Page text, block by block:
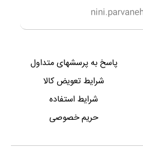
پاسخ به پرسشهای متداول
شرایط تعویض کالا
شرایط استفاده
حریم خصوصی